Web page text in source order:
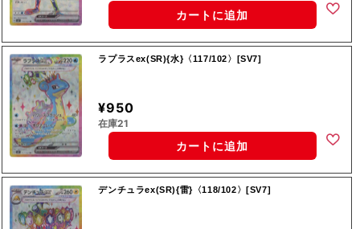
カートに追加
ラプラスex(SR){水}〈117/102〉[SV7]
¥950
在庫21
カートに追加
デンチュラex(SR){雷}〈118/102〉[SV7]